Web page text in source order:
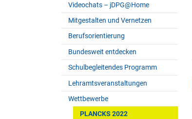
Videochats – jDPG@Home
Mitgestalten und Vernetzen
Berufsorientierung
Bundesweit entdecken
Schulbegleitendes Programm
Lehramtsveranstaltungen
Wettbewerbe
PLANCKS 2022